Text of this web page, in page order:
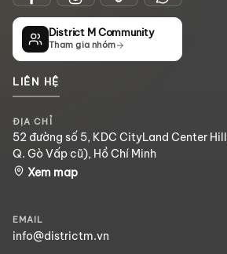
District M Community
Tham gia nhóm
LIÊN HỆ
ĐỊA CHỈ
52 đường số 5, KDC CityLand Center
Q. Gò Vấp cũ), Hồ Chí Minh
Xem map
EMAIL
info@districtm.vn